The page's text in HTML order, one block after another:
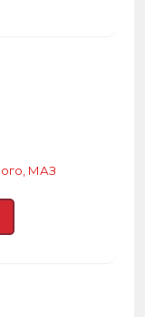
МАЗ